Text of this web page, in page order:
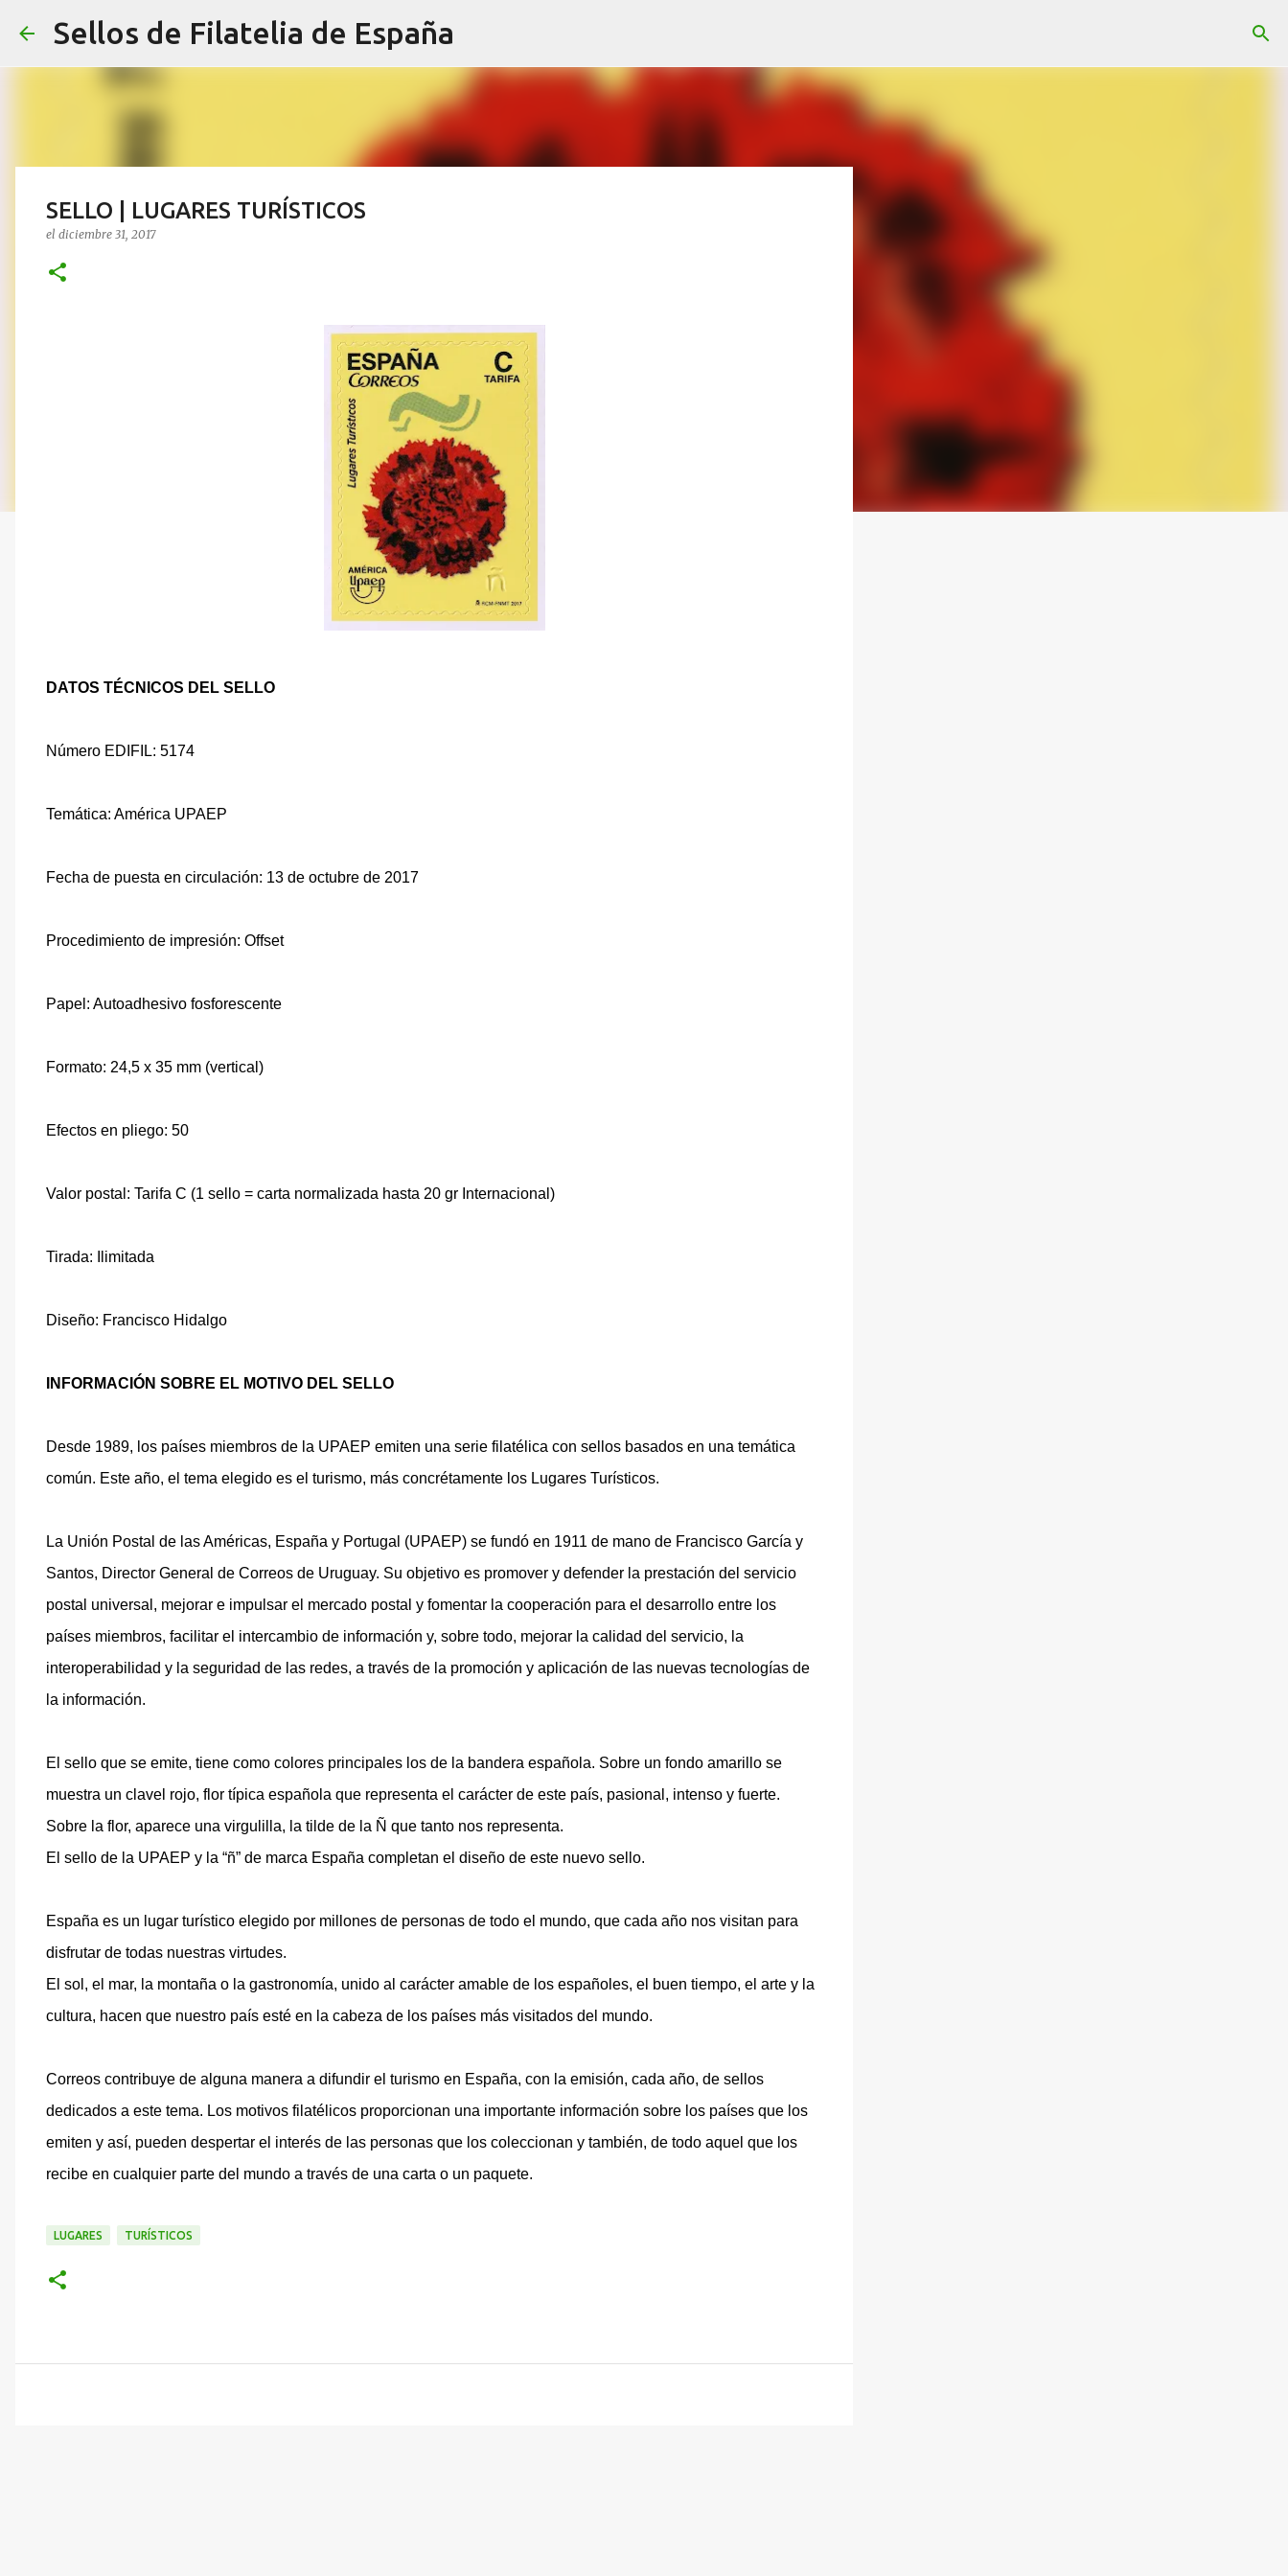
Sellos de Filatelia de España
SELLO | LUGARES TURÍSTICOS
el diciembre 31, 2017
DATOS TÉCNICOS DEL SELLO
Número EDIFIL: 5174
Temática: América UPAEP
Fecha de puesta en circulación: 13 de octubre de 2017
Procedimiento de impresión: Offset
Papel: Autoadhesivo fosforescente
Formato: 24,5 x 35 mm (vertical)
Efectos en pliego: 50
Valor postal: Tarifa C (1 sello = carta normalizada hasta 20 gr Internacional)
Tirada: Ilimitada
Diseño: Francisco Hidalgo
INFORMACIÓN SOBRE EL MOTIVO DEL SELLO
Desde 1989, los países miembros de la UPAEP emiten una serie filatélica con sellos basados en una temática
común. Este año, el tema elegido es el turismo, más concrétamente los Lugares Turísticos.
La Unión Postal de las Américas, España y Portugal (UPAEP) se fundó en 1911 de mano de Francisco García y
Santos, Director General de Correos de Uruguay. Su objetivo es promover y defender la prestación del servicio
postal universal, mejorar e impulsar el mercado postal y fomentar la cooperación para el desarrollo entre los
países miembros, facilitar el intercambio de información y, sobre todo, mejorar la calidad del servicio, la
interoperabilidad y la seguridad de las redes, a través de la promoción y aplicación de las nuevas tecnologías de
la información.
El sello que se emite, tiene como colores principales los de la bandera española. Sobre un fondo amarillo se
muestra un clavel rojo, flor típica española que representa el carácter de este país, pasional, intenso y fuerte.
Sobre la flor, aparece una virgulilla, la tilde de la Ñ que tanto nos representa.
El sello de la UPAEP y la “ñ” de marca España completan el diseño de este nuevo sello.
España es un lugar turístico elegido por millones de personas de todo el mundo, que cada año nos visitan para
disfrutar de todas nuestras virtudes.
El sol, el mar, la montaña o la gastronomía, unido al carácter amable de los españoles, el buen tiempo, el arte y la
cultura, hacen que nuestro país esté en la cabeza de los países más visitados del mundo.
Correos contribuye de alguna manera a difundir el turismo en España, con la emisión, cada año, de sellos
dedicados a este tema. Los motivos filatélicos proporcionan una importante información sobre los países que los
emiten y así, pueden despertar el interés de las personas que los coleccionan y también, de todo aquel que los
recibe en cualquier parte del mundo a través de una carta o un paquete.
LUGARES TURÍSTICOS